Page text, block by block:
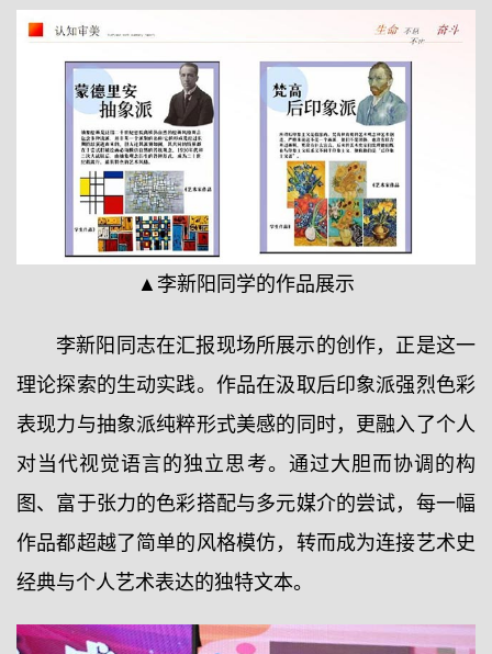
▲李新阳同学的作品展示
李新阳同志在汇报现场所展示的创作，正是这一
理论探索的生动实践。作品在汲取后印象派强烈色彩
表现力与抽象派纯粹形式美感的同时，更融入了个人
对当代视觉语言的独立思考。通过大胆而协调的构
图、富于张力的色彩搭配与多元媒介的尝试，每一幅
作品都超越了简单的风格模仿，转而成为连接艺术史
经典与个人艺术表达的独特文本。